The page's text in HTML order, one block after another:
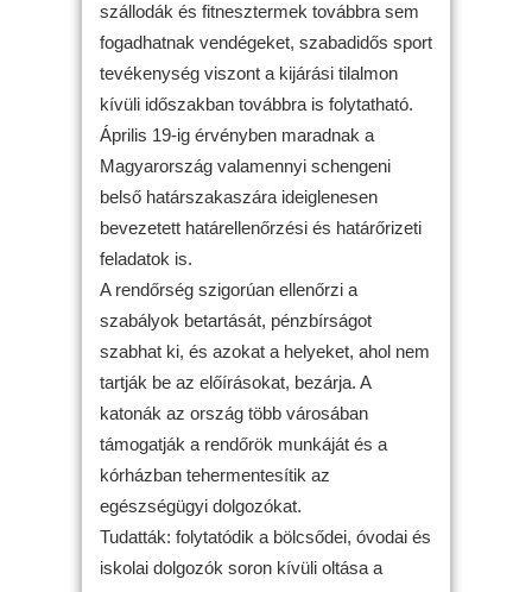
szállodák és fitnesztermek továbbra sem
fogadhatnak vendégeket, szabadidős sport
tevékenység viszont a kijárási tilalmon
kívüli időszakban továbbra is folytatható.
Április 19-ig érvényben maradnak a
Magyarország valamennyi schengeni
belső határszakaszára ideiglenesen
bevezetett határellenőrzési és határőrizeti
feladatok is.
A rendőrség szigorúan ellenőrzi a
szabályok betartását, pénzbírságot
szabhat ki, és azokat a helyeket, ahol nem
tartják be az előírásokat, bezárja. A
katonák az ország több városában
támogatják a rendőrök munkáját és a
kórházban tehermentesítik az
egészségügyi dolgozókat.
Tudatták: folytatódik a bölcsődei, óvodai és
iskolai dolgozók soron kívüli oltása a